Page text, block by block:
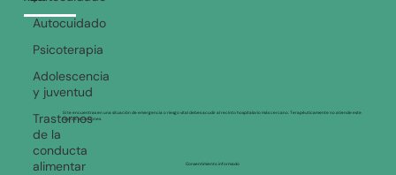
Autocuidado
Psicoterapia
Adolescencia
y juventud
Trastornos
de la
conducta
alimentar
Mapa